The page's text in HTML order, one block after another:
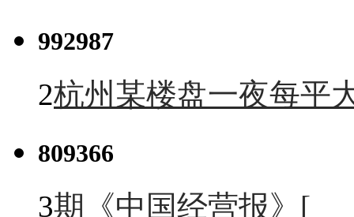
992987
2杭州某楼盘一夜每平
809366
3期《中国经营报》[